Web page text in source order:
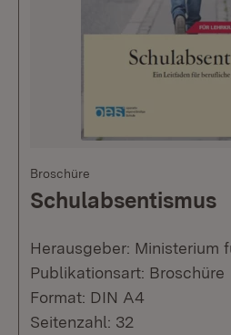
Broschüre
Schulabsentismus
Herausgeber: Ministerium
Publikationsart: Broschüre
Format: DIN A4
Seitenzahl: 32